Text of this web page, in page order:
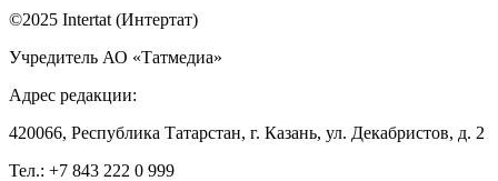
©2025 Intertat (Интертат)
Учредитель АО «Татмедиа»
Адрес редакции:
420066, Республика Татарстан, г. Казань, ул. Декабристов, д. 2
Тел.: +7 843 222 0 999